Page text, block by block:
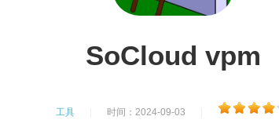
SoCloud vpm
工具 时间：2024-09-03